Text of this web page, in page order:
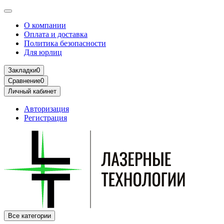
О компании
Оплата и доставка
Политика безопасности
Для юрлиц
Закладки0
Сравнение0
Личный кабинет
Авторизация
Регистрация
Все категории